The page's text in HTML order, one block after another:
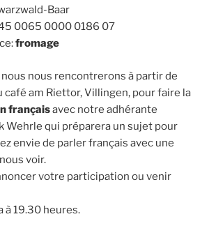
Baar
0065 0000 0186 07
fromage
nous nous rencontrerons à partir de
café am Riettor, Villingen, pour faire la
françaisavec notre adhérante
Wehrle qui préparera un sujet pour
envie de parler français avec une
voir.
votre participation ou venir
à 19.30 heures.